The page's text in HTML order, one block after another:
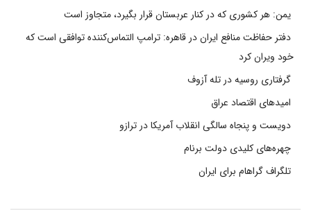
یمن: هر کشوری که در کنار عربستان قرار بگیرد، متجاوز است
دفتر حفاظت منافع ایران در قاهره: ترامپ التماس‌کننده توافقی است که
خود ویران کرد
گرفتاری روسیه در تله آزوف
امیدهای اقتصاد عراق
دویست و پنجاه سالگی انقلاب آمریکا در ترازو
چهره‌های کلیدی دولت برنام
تلگراف گراهام برای ایران